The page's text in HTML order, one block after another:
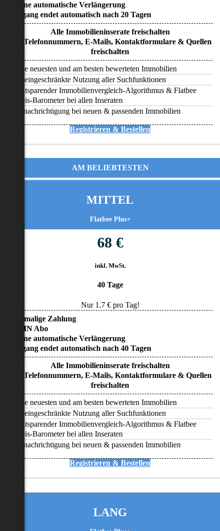
• Keine automatische Verlängerung
• Zugang endet automatisch nach 20 Tagen
Alle Immobilieninserate freischalten
Alle Telefonnummern, E-Mails, Kontaktformulare & Quellen
freischalten
Alle neuesten und am besten bewerteten Immobilien
Uneingeschränkte Nutzung aller Suchfunktionen
Zeitsparender Immobilienvergleich-Algorithmus & Flatbee
Preis-Barometer bei allen Inseraten
Benachrichtigung bei neuen & passenden Immobilien
Registrieren & Bestellen
AM BELIEBTESTEN
MITTEL
Flatbee Plus+
68 €
inkl. MwSt.
40 Tage
Nur 1.7€ pro Tag!
• Einmalige Zahlung
• KEIN Abo
• Keine automatische Verlängerung
• Zugang endet automatisch nach 40 Tagen
Alle Immobilieninserate freischalten
Alle Telefonnummern, E-Mails, Kontaktformulare & Quellen
freischalten
Alle neuesten und am besten bewerteten Immobilien
Uneingeschränkte Nutzung aller Suchfunktionen
Zeitsparender Immobilienvergleich-Algorithmus & Flatbee
Preis-Barometer bei allen Inseraten
Benachrichtigung bei neuen & passenden Immobilien
Registrieren & Bestellen
LANG